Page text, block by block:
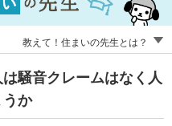
教えて！住まいの先生とは？
騒音クレームはなく人
か